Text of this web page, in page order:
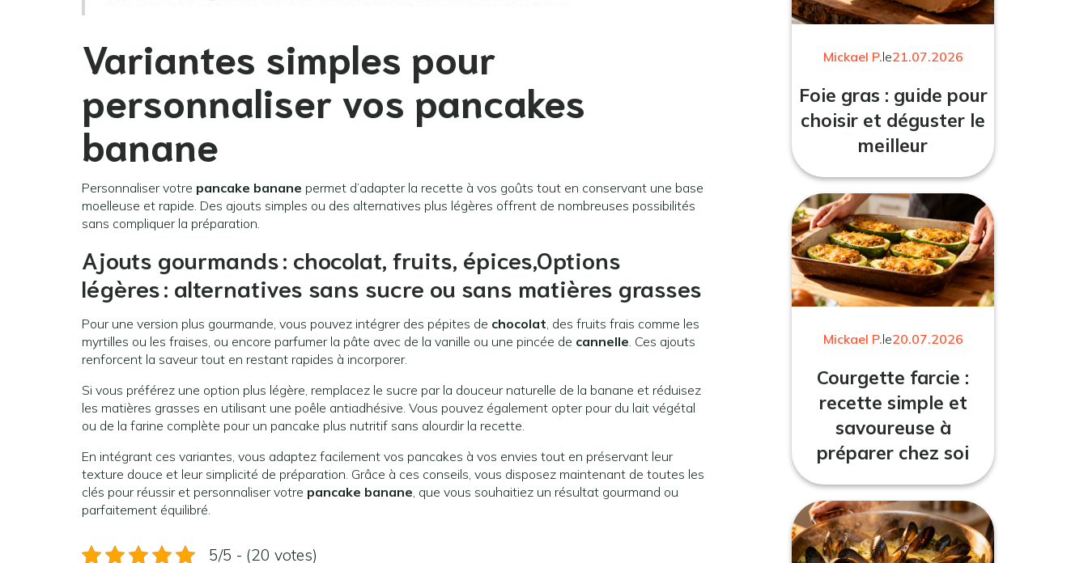
Variantes simples pour
personnaliser vos pancakes
banane
Personnaliser votre pancake banane permet d’adapter la recette à vos goûts tout en conservant une base
moelleuse et rapide. Des ajouts simples ou des alternatives plus légères offrent de nombreuses possibilités
sans compliquer la préparation.
Ajouts gourmands : chocolat, fruits, épices,Options
légères : alternatives sans sucre ou sans matières grasses
Pour une version plus gourmande, vous pouvez intégrer des pépites de chocolat, des fruits frais comme les
myrtilles ou les fraises, ou encore parfumer la pâte avec de la vanille ou une pincée de cannelle. Ces ajouts
renforcent la saveur tout en restant rapides à incorporer.
Si vous préférez une option plus légère, remplacez le sucre par la douceur naturelle de la banane et réduisez
les matières grasses en utilisant une poêle antiadhésive. Vous pouvez également opter pour du lait végétal
ou de la farine complète pour un pancake plus nutritif sans alourdir la recette.
En intégrant ces variantes, vous adaptez facilement vos pancakes à vos envies tout en préservant leur
texture douce et leur simplicité de préparation. Grâce à ces conseils, vous disposez maintenant de toutes les
clés pour réussir et personnaliser votre pancake banane, que vous souhaitiez un résultat gourmand ou
parfaitement équilibré.
5/5 - (20 votes)
Mickael P.le21.07.2026
Foie gras : guide pour
choisir et déguster le
meilleur
Mickael P.le20.07.2026
Courgette farcie :
recette simple et
savoureuse à
préparer chez soi